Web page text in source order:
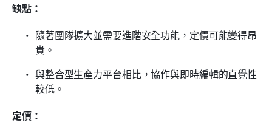
缺點：
隨著團隊擴大並需要進階安全功能，定價可能變得昂
貴。
與整合型生產力平台相比，協作與即時編輯的直覺性
較低。
定價：